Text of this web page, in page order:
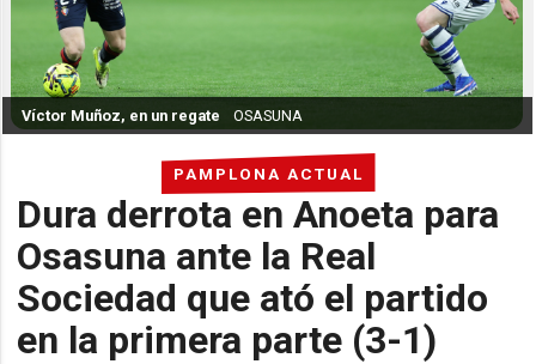
PAMPLONA ACTUAL
Dura derrota en Anoeta para
Osasuna ante la Real
Sociedad que ató el partido
en la primera parte (3-1)
Víctor Muñoz, en un regate OSASUNA